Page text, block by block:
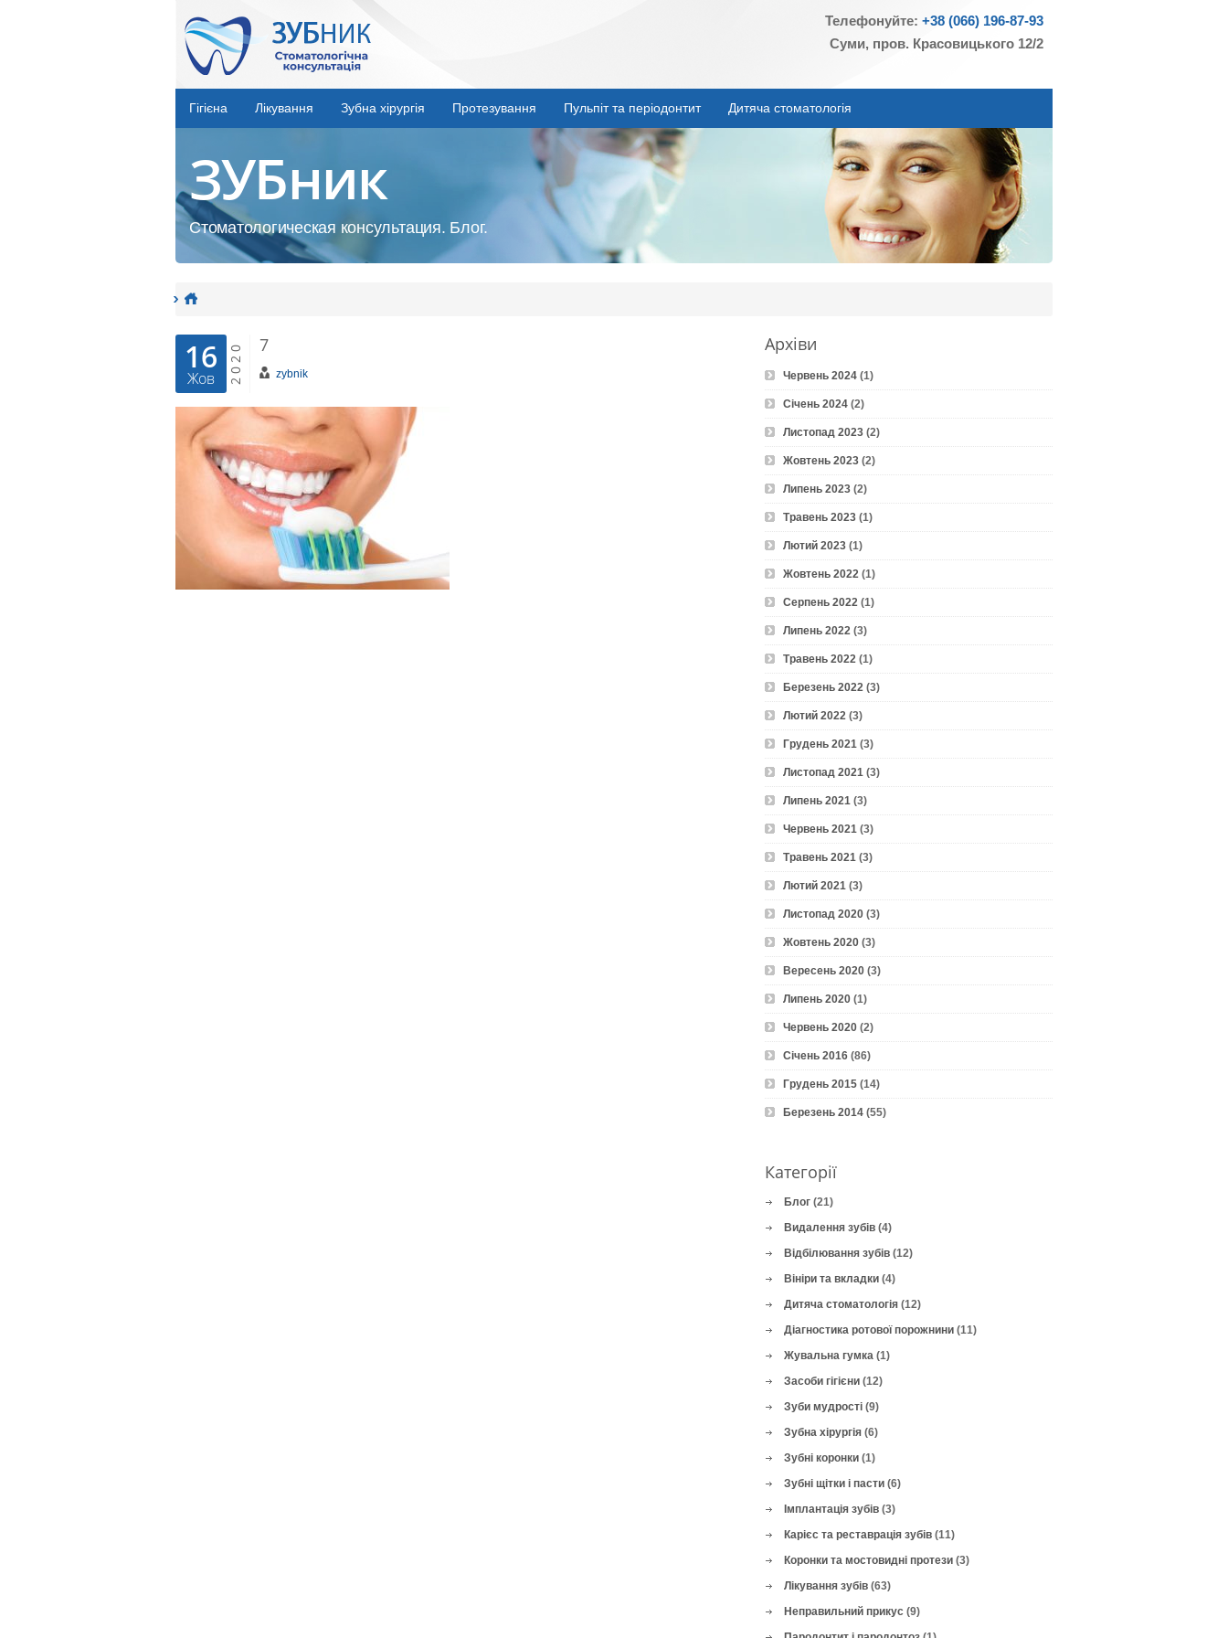
Телефонуйте: +38 (066) 196-87-93
Суми, пров. Красовицького 12/2
Гігієна Лікування Зубна хірургія Протезування Пульпіт та періодонтит Дитяча стоматологія
ЗУБник
Стоматологическая консультация. Блог.
16
Жов 2020 7
zybnik
Архіви
Червень 2024 (1)
Січень 2024 (2)
Листопад 2023 (2)
Жовтень 2023 (2)
Липень 2023 (2)
Травень 2023 (1)
Лютий 2023 (1)
Жовтень 2022 (1)
Серпень 2022 (1)
Липень 2022 (3)
Травень 2022 (1)
Березень 2022 (3)
Лютий 2022 (3)
Грудень 2021 (3)
Листопад 2021 (3)
Липень 2021 (3)
Червень 2021 (3)
Травень 2021 (3)
Лютий 2021 (3)
Листопад 2020 (3)
Жовтень 2020 (3)
Вересень 2020 (3)
Липень 2020 (1)
Червень 2020 (2)
Січень 2016 (86)
Грудень 2015 (14)
Березень 2014 (55)
Категорії
Блог (21)
Видалення зубів (4)
Відбілювання зубів (12)
Вініри та вкладки (4)
Дитяча стоматологія (12)
Діагностика ротової порожнини (11)
Жувальна гумка (1)
Засоби гігієни (12)
Зуби мудрості (9)
Зубна хірургія (6)
Зубні коронки (1)
Зубні щітки і пасти (6)
Імплантація зубів (3)
Карієс та реставрація зубів (11)
Коронки та мостовидні протези (3)
Лікування зубів (63)
Неправильний прикус (9)